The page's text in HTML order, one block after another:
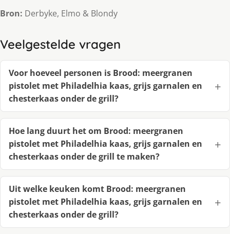
Bron: Derbyke, Elmo & Blondy
Veelgestelde vragen
Voor hoeveel personen is Brood: meergranen
pistolet met Philadelhia kaas, grijs garnalen en
chesterkaas onder de grill?
Hoe lang duurt het om Brood: meergranen
pistolet met Philadelhia kaas, grijs garnalen en
chesterkaas onder de grill te maken?
Uit welke keuken komt Brood: meergranen
pistolet met Philadelhia kaas, grijs garnalen en
chesterkaas onder de grill?